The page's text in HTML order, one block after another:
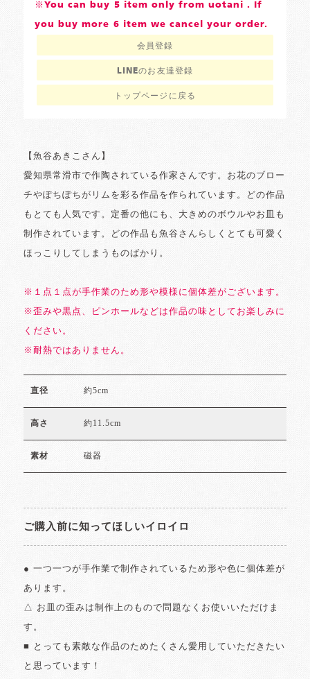
※You can buy 5 item only from uotani . If
you buy more 6 item we cancel your order.
会員登録
LINEのお友達登録
トップページに戻る
【魚谷あきこさん】
愛知県常滑市で作陶されている作家さんです。お花のブロー
チやぽちぽちがリムを彩る作品を作られています。どの作品
もとても人気です。定番の他にも、大きめのボウルやお皿も
制作されています。どの作品も魚谷さんらしくとても可愛く
ほっこりしてしまうものばかり。
※１点１点が手作業のため形や模様に個体差がございます。
※歪みや黒点、ピンホールなどは作品の味としてお楽しみに
ください。
※耐熱ではありません。
直径 約5cm
高さ 約11.5cm
素材 磁器
ご購入前に知ってほしいイロイロ
● 一つ一つが手作業で制作されているため形や色に個体差が
あります。
△ お皿の歪みは制作上のもので問題なくお使いいただけま
す。
■ とっても素敵な作品のためたくさん愛用していただきたい
と思っています！